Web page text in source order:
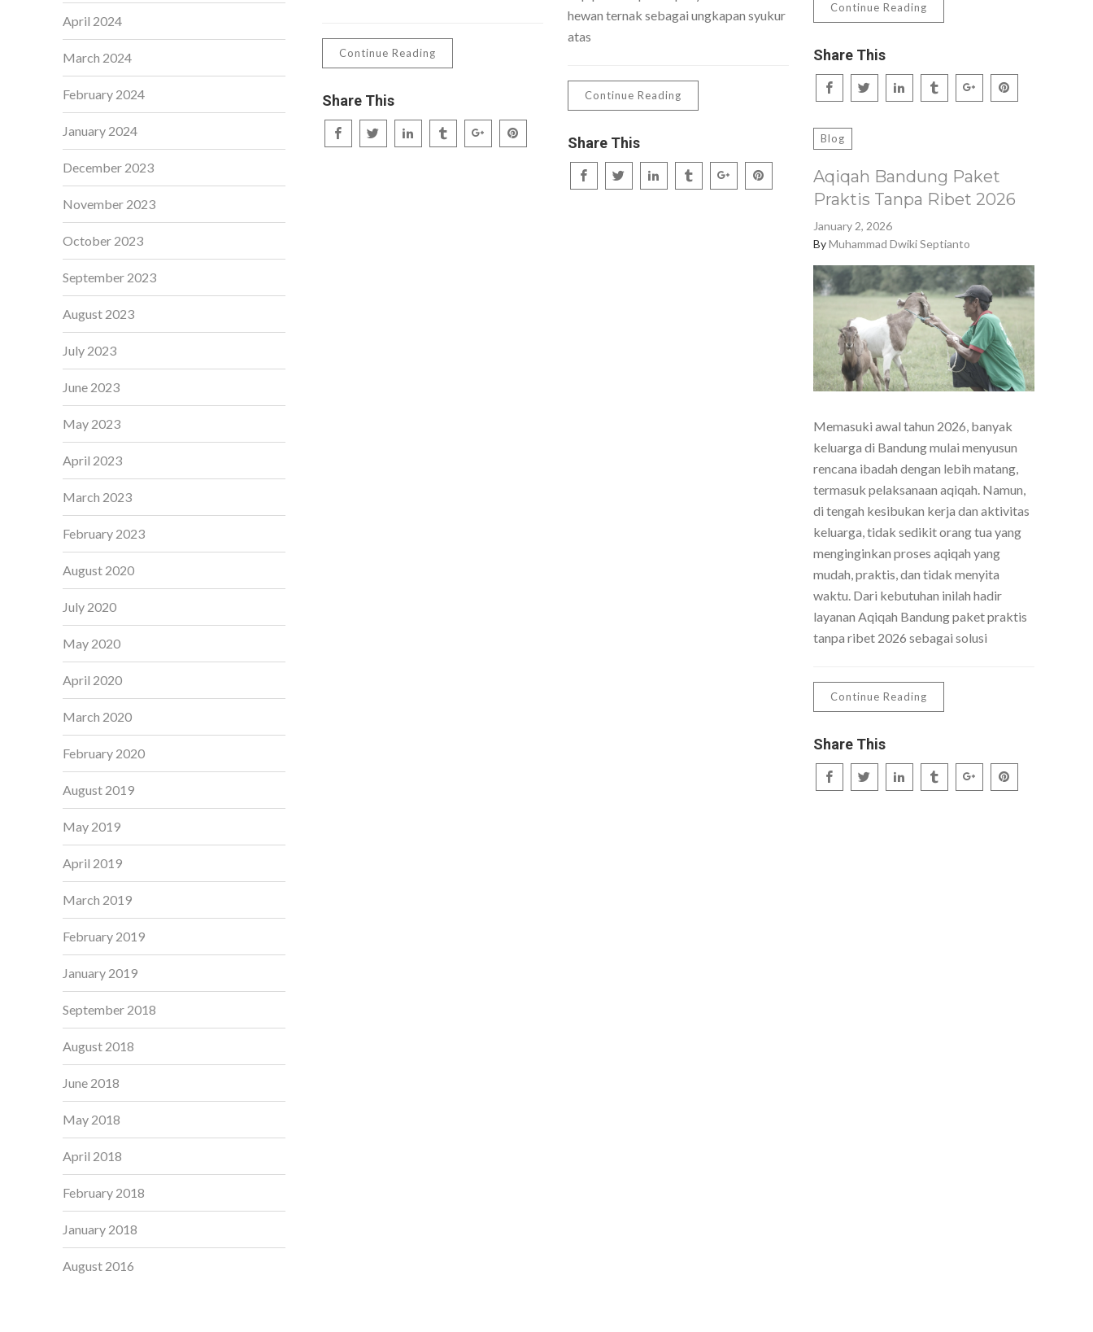
Continue Reading
Share This
Continue Reading
Share This
hewan ternak sebagai ungkapan syukur
atas
Continue Reading
Share This Blog
Aqiqah Bandung Paket
Praktis Tanpa Ribet 2026
January 2, 2026
ByMuhammad Dwiki Septianto
Memasuki awal tahun 2026, banyak
keluarga di Bandung mulai menyusun
rencana ibadah dengan lebih matang,
termasuk pelaksanaan aqiqah. Namun,
di tengah kesibukan kerja dan aktivitas
keluarga, tidak sedikit orang tua yang
menginginkan proses aqiqah yang
mudah, praktis, dan tidak menyita
waktu. Dari kebutuhan inilah hadir
layanan Aqiqah Bandung paket praktis
tanpa ribet 2026 sebagai solusi
Continue Reading
Share This
April 2024
March 2024
February 2024
January 2024
December 2023
November 2023
October 2023
September 2023
August 2023
July 2023
June 2023
May 2023
April 2023
March 2023
February 2023
August 2020
July 2020
May 2020
April 2020
March 2020
February 2020
August 2019
May 2019
April 2019
March 2019
February 2019
January 2019
September 2018
August 2018
June 2018
May 2018
April 2018
February 2018
January 2018
August 2016